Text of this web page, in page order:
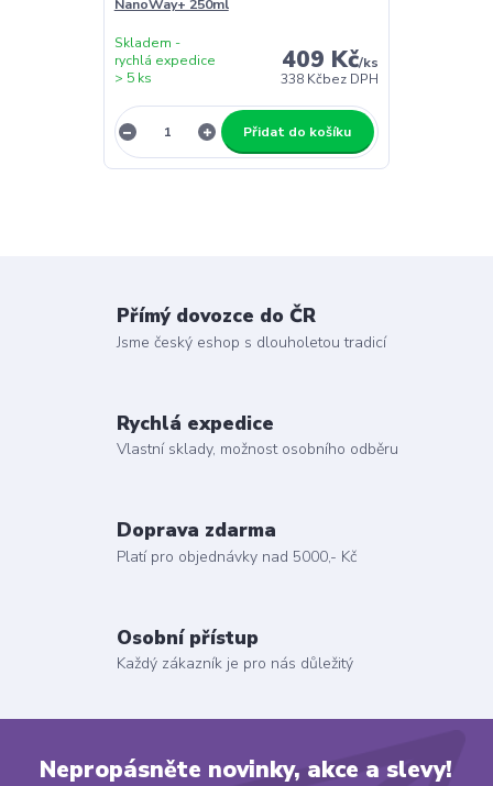
NanoWay+ 250ml
409 Kč/ks
338 Kčbez DPH
Skladem -
rychlá expedice
> 5 ks
Přidat do košíku
Přímý dovozce do ČR
Jsme český eshop s dlouholetou tradicí
Rychlá expedice
Vlastní sklady, možnost osobního odběru
Doprava zdarma
Platí pro objednávky nad 5000,- Kč
Osobní přístup
Každý zákazník je pro nás důležitý
Nepropásněte novinky, akce a slevy!